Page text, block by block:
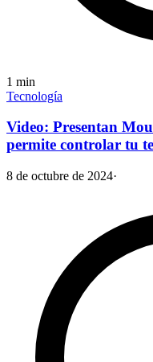
1 min
Tecnología
Video: Presentan
permite controlar tu
8 de octubre de 2024·